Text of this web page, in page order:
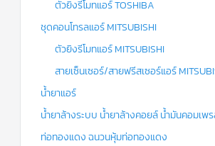
ตัวยิงรีโมทแอร์ TOSHIBA
ชุดคอนโทรลแอร์ MITSUBISHI
ตัวยิงรีโมทแอร์ MITSUBISHI
สายเซ็นเซอร์/สายฟรีสเซอร์แอร์
น้ำยาแอร์
น้ำยาล้างระบบ น้ำยาล้างคอยล์ น้ำมันคอมเพ
ท่อทองแดง ฉนวนหุ้มท่อทองแดง